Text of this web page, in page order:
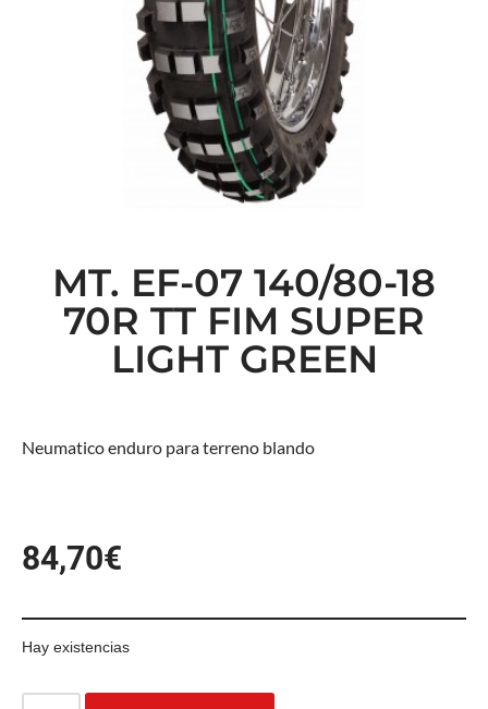
MT. EF-07 140/80-18
70R TT FIM SUPER
LIGHT GREEN
Neumatico enduro para terreno blando
84,70€
Hay existencias